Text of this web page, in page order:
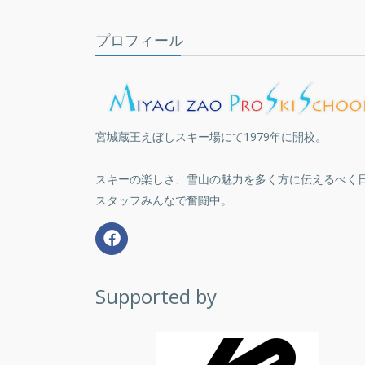
プロフィール
宮城蔵王えぼしスキー場にて1979年に開校。
スキーの楽しさ、雪山の魅力を多く方に伝えるべく
スタッフみんなで奮闘中。
Supported by